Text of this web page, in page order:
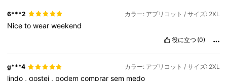
6***2 カラー: アプリコット / サイズ: 2XL
Nicetowearweekend
役に立つ (0)
g***4 カラー: アプリコット / サイズ: 2XL
lindo ,gostei , podemcomprarsem medo